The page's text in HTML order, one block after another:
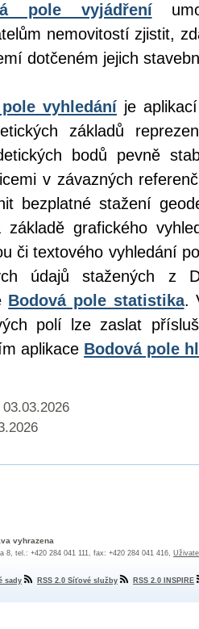
pole vyjádření
nemovitostí zjistit,
dotčeném jejich
vyhledání je
základů
bodů pevně
v závazných
bezplatné stažení
základě grafického
či textového vyhledání
údajů stažených z
Bodová pole statistika.
polí lze zaslat
aplikace Bodová pole
vyhrazena
8, tel.: +420 284 041 111, fax: +420 284 041 416,
sady RSS 2.0 Síťové služby RSS 2.0 INSPIRE